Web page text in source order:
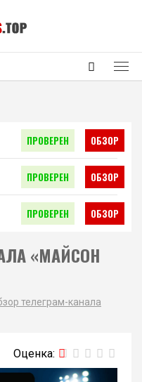
ПРОВЕРЕН ОБЗОР
ПРОВЕРЕН ОБЗОР
ПРОВЕРЕН ОБЗОР
«МАЙСОН
телеграм-канала